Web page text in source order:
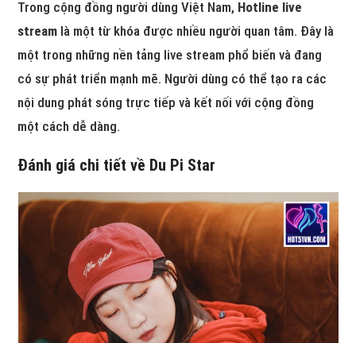
Trong cộng đồng người dùng Việt Nam, Hotline live
stream là một từ khóa được nhiều người quan tâm. Đây là
một trong những nền tảng live stream phổ biến và đang
có sự phát triển mạnh mẽ. Người dùng có thể tạo ra các
nội dung phát sóng trực tiếp và kết nối với cộng đồng
một cách dễ dàng.
Đánh giá chi tiết về Du Pi Star